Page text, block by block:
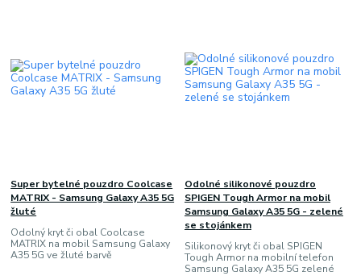
Super bytelné pouzdro Coolcase
MATRIX - Samsung Galaxy A35 5G
žluté
Odolný kryt či obal Coolcase
MATRIX na mobil Samsung Galaxy
A35 5G ve žluté barvě
Odolné silikonové pouzdro
SPIGEN Tough Armor na mobil
Samsung Galaxy A35 5G - zelené
se stojánkem
Silikonový kryt či obal SPIGEN
Tough Armor na mobilní telefon
Samsung Galaxy A35 5G zelené